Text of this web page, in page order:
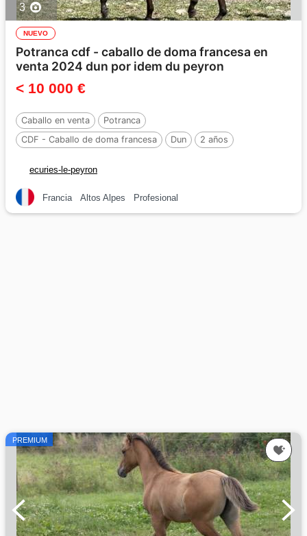
3
NUEVO
Potranca cdf - caballo de doma francesa en
venta 2024 dun por idem du peyron
< 10 000 €
Caballo en venta
Potranca
CDF - Caballo de doma francesa
Dun
2 años
ecuries-le-peyron
Francia Altos Alpes Profesional
PREMIUM